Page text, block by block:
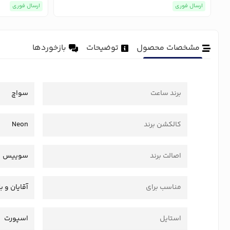
ارسال فوری ارسال فوری
مشخصات محصول توضیحات بازخوردها
برند ساعت سواچ
کالکشن برند Neon
اصالت برند سوییس
مناسب برای آقایان و
استایل اسپورت